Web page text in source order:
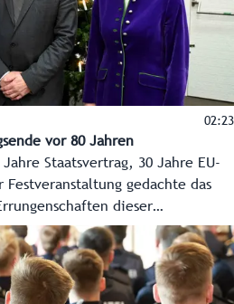
02:23
vor 80 Jahren
Staatsvertrag, 30 Jahre EU-
gedachte das
dieser
Geschichte. Gleichzeitig wurde
gerichtet.